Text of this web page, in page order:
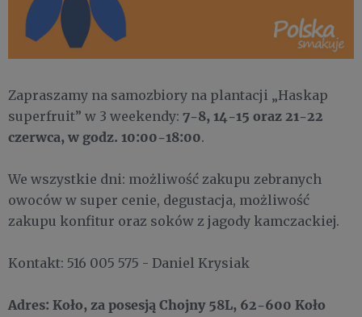
Zapraszamy na samozbiory na plantacji „Haskap
superfruit” w 3 weekendy: 7-8, 14-15 oraz 21-22
czerwca, w godz. 10:00-18:00.
We wszystkie dni: możliwość zakupu zebranych
owoców w super cenie, degustacja, możliwość
zakupu konfitur oraz soków z jagody kamczackiej.
Kontakt: 516 005 575 - Daniel Krysiak
Adres: Koło, za posesją Chojny 58L, 62-600 Koło